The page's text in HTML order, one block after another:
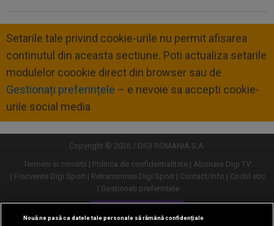
Setarile tale privind cookie-urile nu permit afisarea
continutul din aceasta sectiune. Poti actualiza setarile
modulelor coookie direct din browser sau de
Gestionați preferințele – e nevoie sa accepti cookie-
urile social media
Copyright © 2026 / DIGI ROMANIA S.A.
Termeni si conditii
Politica de confidentialitate
Abonare Digi TV
Frecvente Digi Sport
Retransmisie Digi Sport Contact/Info
Codul etic
Gestionați preferințele
Versiune desktop
Nouă ne pasă ca datele tale personale să rămână confidențiale